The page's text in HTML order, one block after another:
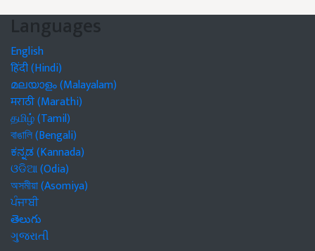
Languages
English
हिंदी (Hindi)
മലയാളം (Malayalam)
मराठी (Marathi)
தமிழ் (Tamil)
বাঙালি (Bengali)
ಕನ್ನಡ (Kannada)
ଓଡିଆ (Odia)
অসমীয়া (Asomiya)
ਪੰਜਾਬੀ
తెలుగు
ગુજરાતી